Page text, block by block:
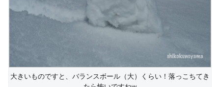
大きいものですと、バランスボール（大）くらい！落っこちてき